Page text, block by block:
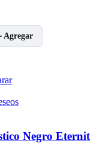
Agregar
Negro Eternit